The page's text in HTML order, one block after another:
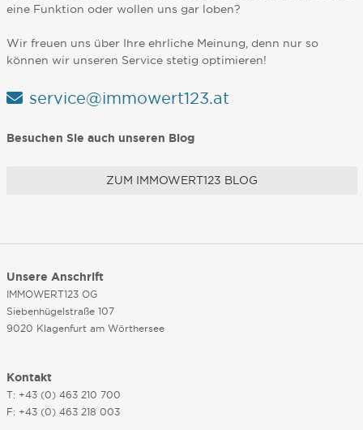
eine Funktion oder wollen uns gar loben?
Wir freuen uns über Ihre ehrliche Meinung, denn nur so
können wir unseren Service stetig optimieren!
service@immowert123.at
Besuchen Sie auch unseren Blog
ZUM IMMOWERT123 BLOG
Unsere Anschrift
IMMOWERT123 OG
Siebenhügelstraße 107
9020 Klagenfurt am Wörthersee
Kontakt
T: +43 (0) 463 210 700
F: +43 (0) 463 218 003